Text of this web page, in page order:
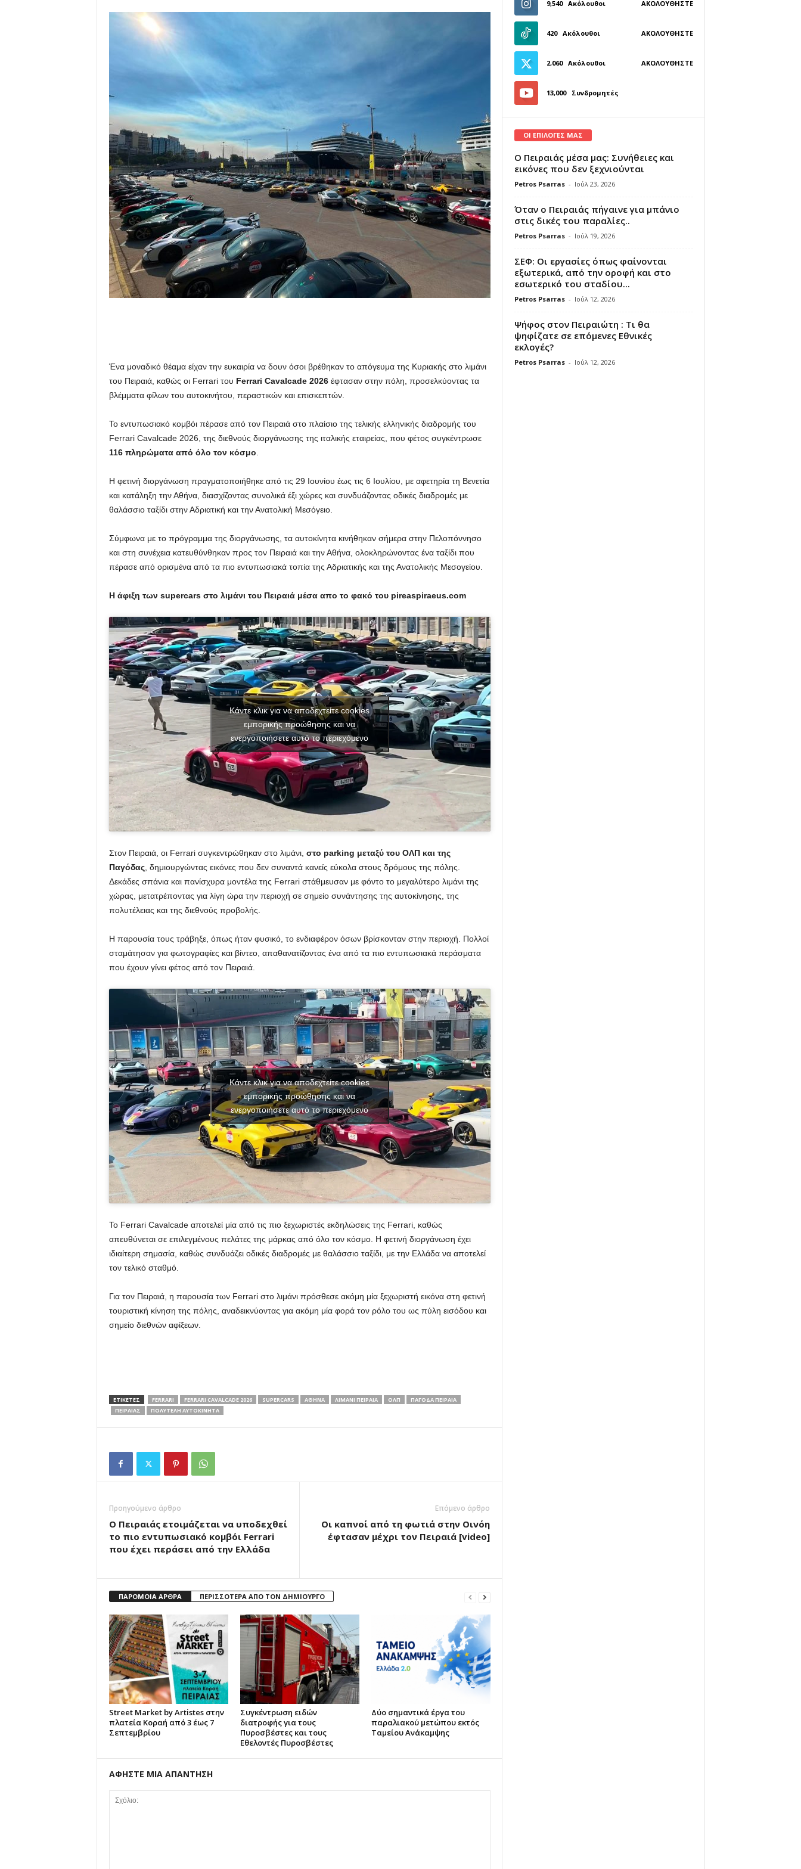
Ένα μοναδικό θέαμα είχαν την ευκαιρία να δουν όσοι βρέθηκαν το απόγευμα της Κυριακής στο λιμάνι
του Πειραιά, καθώς οι Ferrari του Ferrari Cavalcade 2026έφτασαν στην πόλη, προσελκύοντας τα
βλέμματα φίλων του αυτοκινήτου, περαστικών και επισκεπτών.
Το εντυπωσιακό κομβόι πέρασε από τον Πειραιά στο πλαίσιο της τελικής ελληνικής διαδρομής του
Ferrari Cavalcade 2026, της διεθνούς διοργάνωσης της ιταλικής εταιρείας, που φέτος συγκέντρωσε
116 πληρώματα από όλο τον κόσμο
Η φετινή διοργάνωση πραγματοποιήθηκε από τις 29 Ιουνίου έως τις 6 Ιουλίου, με αφετηρία τη Βενετία
και κατάληξη την Αθήνα, διασχίζοντας συνολικά έξι χώρες και συνδυάζοντας οδικές διαδρομές με
θαλάσσιο ταξίδι στην Αδριατική και την Ανατολική Μεσόγειο.
Σύμφωνα με το πρόγραμμα της διοργάνωσης, τα αυτοκίνητα κινήθηκαν σήμερα στην Πελοπόννησο
και στη συνέχεια κατευθύνθηκαν προς τον Πειραιά και την Αθήνα, ολοκληρώνοντας ένα ταξίδι που
πέρασε από ορισμένα από τα πιο εντυπωσιακά τοπία της Αδριατικής και της Ανατολικής Μεσογείου.
H άφιξη των supercars στο λιμάνι του Πειραιά μέσα απο το φακό του pireaspiraeus.com
Κάντε κλικ για να αποδεχτείτε cookies
εμπορικής προώθησης και να
ενεργοποιήσετε αυτό το περιεχόμενο
Στον Πειραιά, οι Ferrari συγκεντρώθηκαν στο λιμάνι, στο parking μεταξύ του ΟΛΠ και της
Παγόδας, δημιουργώντας εικόνες που δεν συναντά κανείς εύκολα στους δρόμους της πόλης.
Δεκάδες σπάνια και πανίσχυρα μοντέλα της Ferrari στάθμευσαν με φόντο το μεγαλύτερο λιμάνι της
χώρας, μετατρέποντας για λίγη ώρα την περιοχή σε σημείο συνάντησης της αυτοκίνησης, της
πολυτέλειας και της διεθνούς προβολής.
Η παρουσία τους τράβηξε, όπως ήταν φυσικό, το ενδιαφέρον όσων βρίσκονταν στην περιοχή. Πολλοί
σταμάτησαν για φωτογραφίες και βίντεο, απαθανατίζοντας ένα από τα πιο εντυπωσιακά περάσματα
που έχουν γίνει φέτος από τον Πειραιά.
Κάντε κλικ για να αποδεχτείτε cookies
εμπορικής προώθησης και να
ενεργοποιήσετε αυτό το περιεχόμενο
Το Ferrari Cavalcade αποτελεί μία από τις πιο ξεχωριστές εκδηλώσεις της Ferrari, καθώς
απευθύνεται σε επιλεγμένους πελάτες της μάρκας από όλο τον κόσμο. Η φετινή διοργάνωση έχει
ιδιαίτερη σημασία, καθώς συνδυάζει οδικές διαδρομές με θαλάσσιο ταξίδι, με την Ελλάδα να αποτελεί
τον τελικό σταθμό.
Για τον Πειραιά, η παρουσία των Ferrari στο λιμάνι πρόσθεσε ακόμη μία ξεχωριστή εικόνα στη φετινή
τουριστική κίνηση της πόλης, αναδεικνύοντας για ακόμη μία φορά τον ρόλο του ως πύλη εισόδου και
σημείο διεθνών αφίξεων.
ΕΤΙΚΕΤΕΣ FERRARI FERRARI CAVALCADE 2026 SUPERCARS ΑΘΉΝΑ ΛΙΜΑΝΙ ΠΕΙΡΑΙΑ ΟΛΠ
ΠΑΓΌΔΑ ΠΕΙΡΑΙΆ
ΠΕΙΡΑΙΑΣ
ΠΟΛΥΤΕΛΉ ΑΥΤΟΚΊΝΗΤΑ
Προηγούμενο άρθρο
Ο Πειραιάς ετοιμάζεται να υποδεχθεί
το πιο εντυπωσιακό κομβόι Ferrari
που έχει περάσει από την Ελλάδα
Επόμενο άρθρο
Οι καπνοί από τη φωτιά στην Οινόη
έφτασαν μέχρι τον Πειραιά [video]
ΠΑΡΟΜΟΙΑ ΑΡΘΡΑ ΠΕΡΙΣΣΟΤΕΡΑ ΑΠΟ ΤΟΝ ΔΗΜΙΟΥΡΓΟ
Street Market by Artistes στην
πλατεία Κοραή από 3 έως 7
Σεπτεμβρίου
Συγκέντρωση ειδών
διατροφής για τους
Πυροσβέστες και τους
Εθελοντές Πυροσβέστες
Δύο σημαντικά έργα του
παραλιακού μετώπου εκτός
Ταμείου Ανάκαμψης
ΑΦΗΣΤΕ ΜΙΑ ΑΠΑΝΤΗΣΗ
9,540 Ακόλουθοι ΑΚΟΛΟΥΘΉΣΤΕ
420 Ακόλουθοι ΑΚΟΛΟΥΘΉΣΤΕ
2,060 Ακόλουθοι ΑΚΟΛΟΥΘΉΣΤΕ
13,000 Συνδρομητές
ΓΊΝΕΤΕ ΣΥΝΔΡΟΜΗΤΉΣ
ΟΙ ΕΠΙΛΟΓΕΣ ΜΑΣ
Ο Πειραιάς μέσα μας: Συνήθειες και
εικόνες που δεν ξεχνιούνται
Petros Psarras - Ιούλ 23, 2026
Όταν ο Πειραιάς πήγαινε για μπάνιο
στις δικές του παραλίες..
Petros Psarras - Ιούλ 19, 2026
ΣΕΦ: Οι εργασίες όπως φαίνονται
εξωτερικά, από την οροφή και στο
εσωτερικό του σταδίου...
Petros Psarras - Ιούλ 12, 2026
Ψήφος στον Πειραιώτη : Τι θα
ψηφίζατε σε επόμενες Εθνικές
εκλογές?
Petros Psarras - Ιούλ 12, 2026